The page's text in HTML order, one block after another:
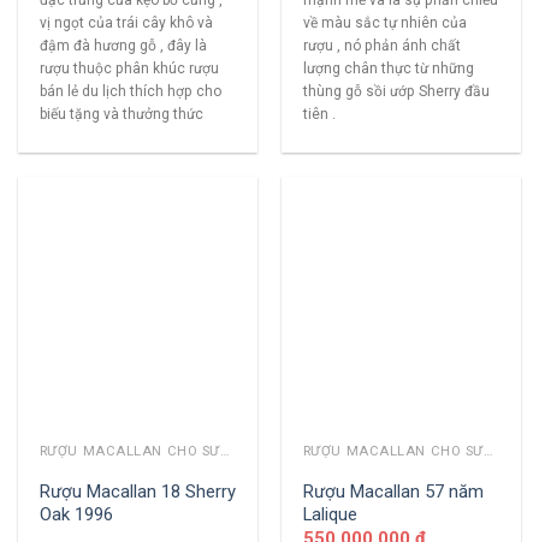
vị ngọt của trái cây khô và
đậm đà hương gỗ , đây là
rượu thuộc phân khúc rượu
bán lẻ du lịch thích hợp cho
biếu tặng và thưởng thức
về màu sắc tự nhiên của
rượu , nó phản ánh chất
lượng chân thực từ những
thùng gỗ sồi ướp Sherry đầu
tiên .
RƯỢU MACALLAN CHO SƯU TẦM
Rượu Macallan 18 Sherry
Oak 1996
RƯỢU MACALLAN CHO SƯU TẦM
Rượu Macallan 57 năm
Lalique